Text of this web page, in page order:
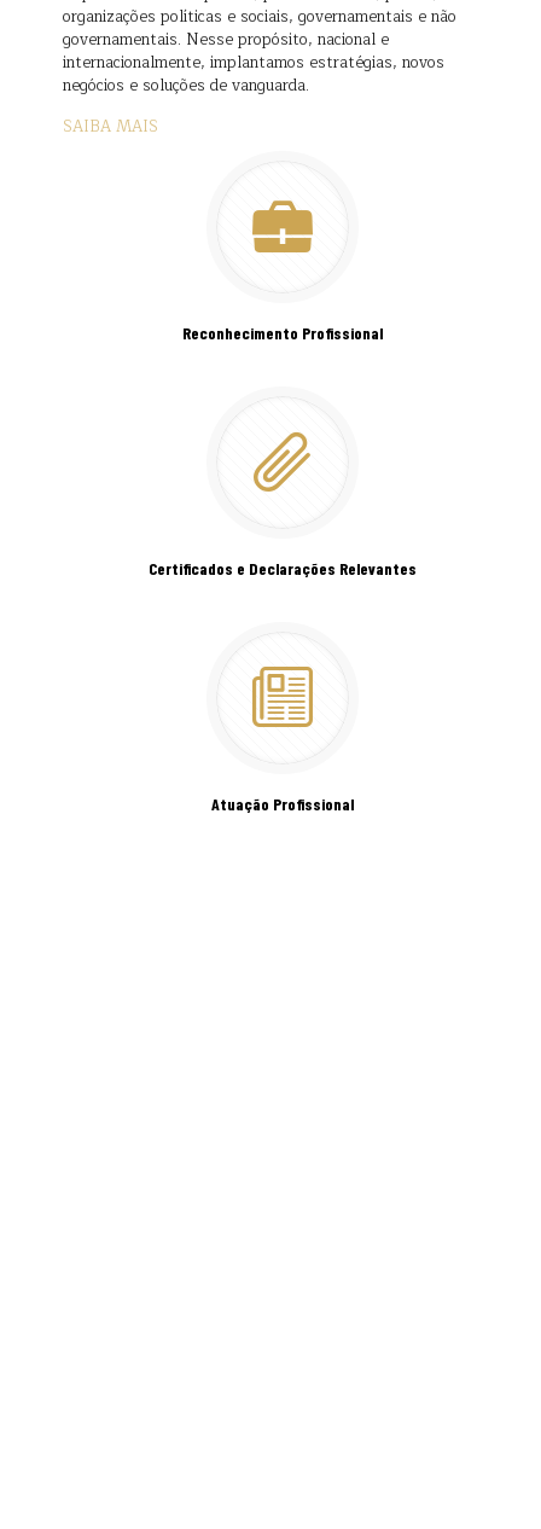
organizações políticas e sociais, governamentais e não
governamentais. Nesse propósito, nacional e
internacionalmente, implantamos estratégias, novos
negócios e soluções de vanguarda.
SAIBA MAIS
Reconhecimento Profissional
Certificados e Declarações Relevantes
Atuação Profissional